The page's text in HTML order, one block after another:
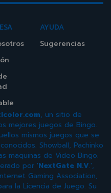
AYUDA
Sugerencias
, un sitio de
mejores juegos de Bingo.
mismos juegos que se
Showball, Pachinko
maquinas de Video Bingo.
por 'NextGate N.V.',
Gaming Association,
la Licencia de Juego. Su